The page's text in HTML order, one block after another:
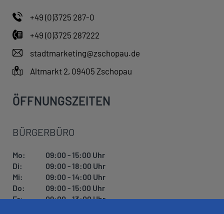
+49 (0)3725 287-0
+49 (0)3725 287222
stadtmarketing@zschopau.de
Altmarkt 2, 09405 Zschopau
ÖFFNUNGSZEITEN
BÜRGERBÜRO
Mo:
09:00 - 15:00 Uhr
Di:
09:00 - 18:00 Uhr
Mi:
09:00 - 14:00 Uhr
Do:
09:00 - 15:00 Uhr
Fr:
09:00 - 13:00 Uhr